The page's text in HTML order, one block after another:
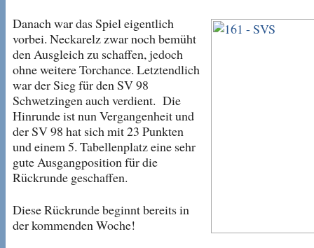
Danach war das Spiel eigentlich
vorbei. Neckarelz zwar noch bemüht
den Ausgleich zu schaffen, jedoch
ohne weitere Torchance. Letztendlich
war der Sieg für den SV 98
Schwetzingen auch verdient. Die
Hinrunde ist nun Vergangenheit und
der SV 98 hat sich mit 23 Punkten
und einem 5. Tabellenplatz eine sehr
gute Ausgangposition für die
Rückrunde geschaffen.
Diese Rückrunde beginnt bereits in
der kommenden Woche!